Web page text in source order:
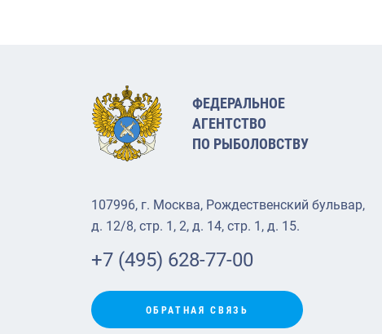
ФЕДЕРАЛЬНОЕ
АГЕНТСТВО
ПО РЫБОЛОВСТВУ
107996, г. Москва, Рождественский бульвар,
д. 12/8, стр. 1, 2, д. 14, стр. 1, д. 15.
+7 (495) 628-77-00
ОБРАТНАЯ СВЯЗЬ